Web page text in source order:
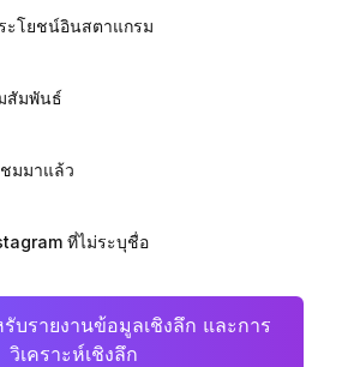
ะโยชน์อินสตาแกรม
สัมพันธ์
มมาแล้ว
ที่ไม่ระบุชื่อ
บรายงานข้อมูลเชิงลึก และการ
วิเคราะห์เชิงลึก